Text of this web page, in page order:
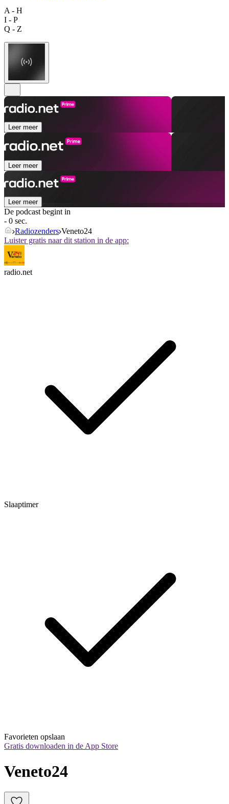
A - H
I - P
Q - Z
Leer meer
Leer meer
Leer meer
De podcast begint in
- 0 sec.
Radiozenders Veneto24
Luister gratis naar dit station in de app:
radio.net
Slaaptimer
Favorieten opslaan
Gratis downloaden in de App Store
Veneto24